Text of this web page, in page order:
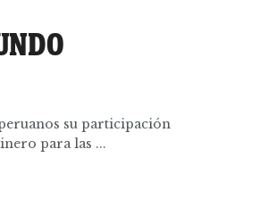
su participación
para las ...